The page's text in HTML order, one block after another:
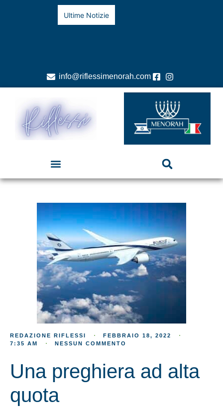
Ultime Notizie
info@riflessimenorah.com
REDAZIONE RIFLESSI
FEBBRAIO 18, 2022
7:35 AM
NESSUN COMMENTO
Una preghiera ad alta
quota